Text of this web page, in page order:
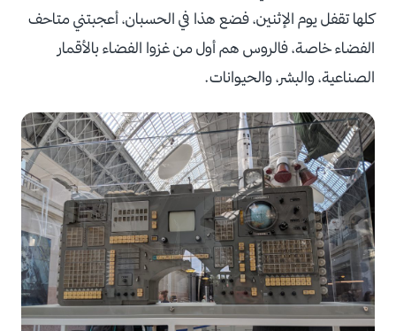
كلها تقفل يوم الإثنين، فضع هذا في الحسبان، أعجبتني متاحف
الفضاء خاصة، فالروس هم أول من غزوا الفضاء بالأقمار
الصناعية، والبشر، والحيوانات.